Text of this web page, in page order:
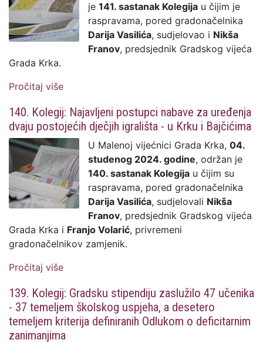
je 141. sastanak Kolegija u čijim je
raspravama, pored gradonačelnika
Darija Vasilića, sudjelovao i Nikša
Franov, predsjednik Gradskog vijeća
Grada Krka.
Pročitaj više
Skrbčići
140. Kolegij: Najavljeni postupci nabave za uređenja
dvaju postojećih dječjih igrališta - u Krku i Bajčićima
U Malenoj vijećnici Grada Krka, 04.
studenog 2024. godine, održan je
140. sastanak Kolegija u čijim su
raspravama, pored gradonačelnika
Darija Vasilića, sudjelovali Nikša
Franov, predsjednik Gradskog vijeća
Grada Krka i Franjo Volarić, privremeni
gradonačelnikov zamjenik.
Pročitaj više
igrališta - u Krku i Bajčićima
139. Kolegij: Gradsku stipendiju zaslužilo 47 učenika
- 37 temeljem školskog uspjeha, a desetero
temeljem kriterija definiranih Odlukom o deficitarnim
zanimanjima